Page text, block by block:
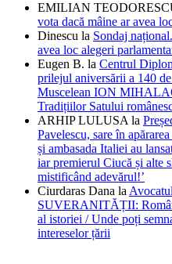
EMILIAN
vota dacă mâine ar avea
Dinescu la Sondaj
avea loc alegeri
Eugen B. la Centrul
prilejul aniversării a 140
Muscelean ION
Tradițiilor Satului
ARHIP LULUSA la
Pavelescu, sare în
și ambasada Italiei au
iar premierul Ciucă și alte
mistificând adevărul!’
Ciurdaras Dana la
SUVERANITĂȚII:
al istoriei / Unde poți
intereselor țării